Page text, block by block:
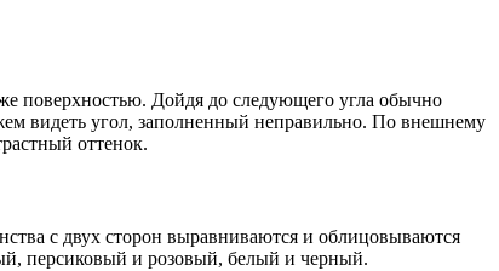
поверхностью. Дойдя до следующего угла обычно
видеть угол, заполненный неправильно. По внешнему
оттенок.
с двух сторон выравниваются и облицовываются
персиковый и розовый, белый и черный.